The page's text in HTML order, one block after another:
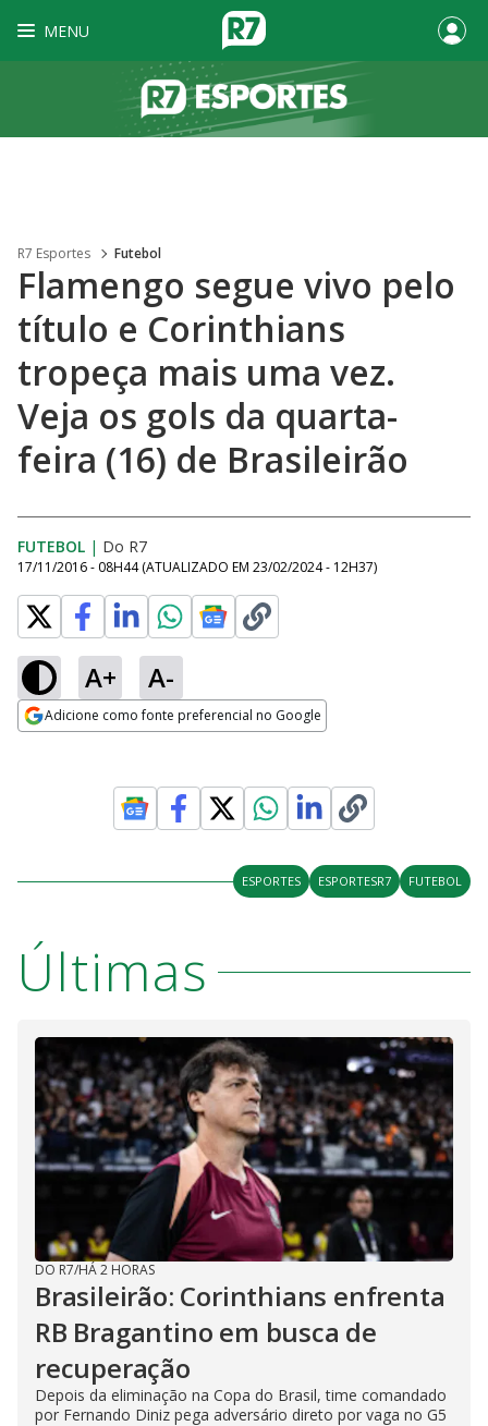
MENU
R7 Esportes Futebol
Flamengo segue vivo pelo
título e Corinthians
tropeça mais uma vez.
Veja os gols da quarta-
feira (16) de Brasileirão
FUTEBOL | Do R7
17/11/2016 - 08H44 (ATUALIZADO EM 23/02/2024 - 12H37)
A+ A-
Adicione como fonte preferencial no Google
ESPORTES ESPORTESR7 FUTEBOL
Últimas
DO R7/HÁ 2 HORAS
Brasileirão: Corinthians enfrenta
RB Bragantino em busca de
recuperação
Depois da eliminação na Copa do Brasil, time comandado
por Fernando Diniz pega adversário direto por vaga no G5